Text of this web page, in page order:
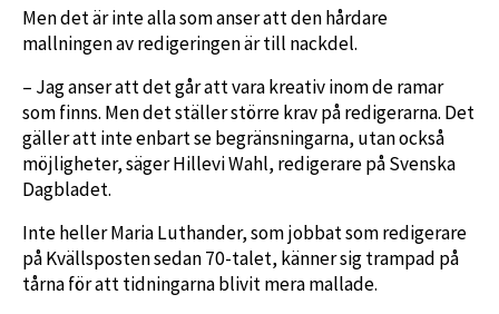
Men det är inte alla som anser att den hårdare
mallningen av redigeringen är till nackdel.
– Jag anser att det går att vara kreativ inom de ramar
som finns. Men det ställer större krav på redigerarna. Det
gäller att inte enbart se begränsningarna, utan också
möjligheter, säger Hillevi Wahl, redigerare på Svenska
Dagbladet.
Inte heller Maria Luthander, som jobbat som redigerare
på Kvällsposten sedan 70-talet, känner sig trampad på
tårna för att tidningarna blivit mera mallade.